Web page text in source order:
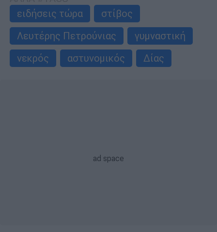
ειδήσεις τώρα
στίβος
Λευτέρης Πετρούνιας
γυμναστική
νεκρός
αστυνομικός Δίας